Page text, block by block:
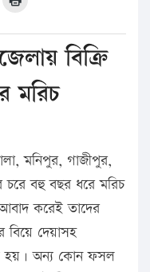
বিক্রি
মরিচ
মনিপুর, গাজীপুর,
চরে বহু বছর ধরে মরিচ
করেই তাদের
বিয়ে দেয়াসহ
হয়। অন্য কোন ফসল